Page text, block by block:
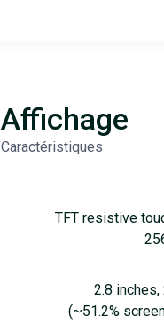
Affichage
Caractéristiques
TFT resistive
2.8 inches,
(~51.2%